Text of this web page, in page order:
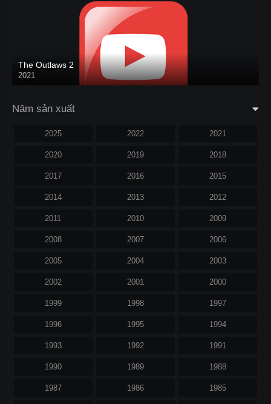
The Outlaws 2
2021
Năm sản xuất
2025 2022 2021
2020 2019 2018
2017 2016 2015
2014 2013 2012
2011 2010 2009
2008 2007 2006
2005 2004 2003
2002 2001 2000
1999 1998 1997
1996 1995 1994
1993 1992 1991
1990 1989 1988
1987 1986 1985